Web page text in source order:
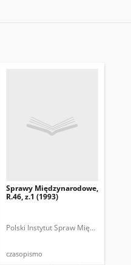
Polska Fundacja Spraw
Sprawy Międzynarodowe,
R.46, z.1 (1993)
Polski Instytut Spraw
czasopismo